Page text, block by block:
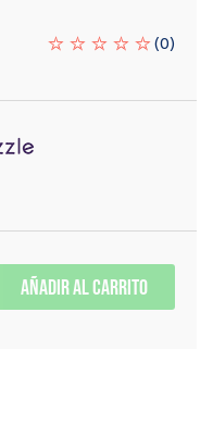
(0)
AÑADIR AL CARRITO